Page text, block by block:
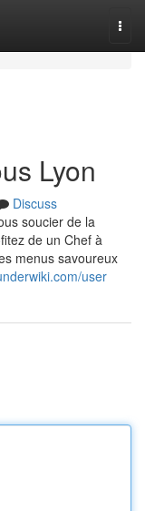
Lyon
Discuss
soucier de la
de un Chef à
menus savoureux
user